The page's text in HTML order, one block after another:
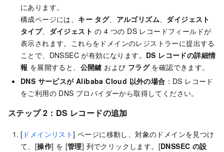
にあります。
構成ページには、 キー タグ、 アルゴリズム、 ダイジェスト
タイプ、 ダイジェスト の 4 つの DS レコードフィールドが
表示されます。これらをドメインのレジストラーに提出する
ことで、DNSSEC が有効になります。 DS レコードの詳細情
報 を展開すると、 公開鍵 および フラグを確認できます。
DNS サービスが Alibaba Cloud 以外の場合 ：DS レコード
をご利用の DNS プロバイダーから取得してください。
ステップ 2：DS レコードの追加
[ ドメインリスト] ページに移動し、対象のドメインを見つけ
て、[操作] を [管理] 列でクリックします。[DNSSEC の設